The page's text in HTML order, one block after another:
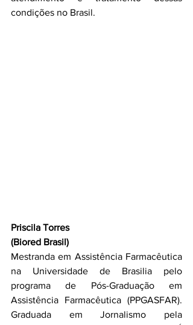
condições no Brasil.
Priscila Torres
(Biored Brasil)
Mestranda em Assistência Farmacêutica
na Universidade de Brasilia pelo
programa de Pós-Graduação em
Assistência Farmacêutica (PPGASFAR).
Graduada em Jornalismo pela